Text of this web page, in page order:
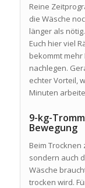
Reine
die Wäsche
länger als
Euch hier viel
bekommt
nachlegen.
echter Vorteil,
Minuten
9-kg-
Bewegung
Beim
sondern auch
Wäsche
trocken wird.